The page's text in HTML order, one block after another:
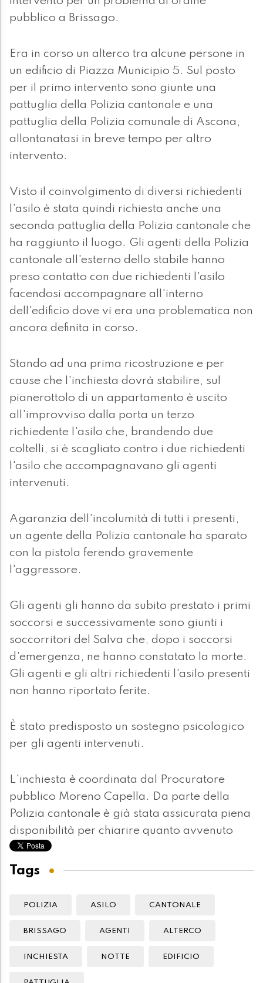
pubblico a Brissago.
Era in corso un alterco tra alcune persone in
un edificio di Piazza Municipio 5. Sul posto
per il primo intervento sono giunte una
pattuglia della Polizia cantonale e una
pattuglia della Polizia comunale di Ascona,
allontanatasi in breve tempo per altro
intervento.
Visto il coinvolgimento di diversi richiedenti
l'asilo è stata quindi richiesta anche una
seconda pattuglia della Polizia cantonale che
ha raggiunto il luogo. Gli agenti della Polizia
cantonale all'esterno dello stabile hanno
preso contatto con due richiedenti l'asilo
facendosi accompagnare all'interno
dell'edificio dove vi era una problematica non
ancora definita in corso.
Stando ad una prima ricostruzione e per
cause che l'inchiesta dovrà stabilire, sul
pianerottolo di un appartamento è uscito
all'improvviso dalla porta un terzo
richiedente l'asilo che, brandendo due
coltelli, si è scagliato contro i due richiedenti
l'asilo che accompagnavano gli agenti
intervenuti.
Agaranzia dell'incolumità di tutti i presenti,
un agente della Polizia cantonale ha sparato
con la pistola ferendo gravemente
l'aggressore.
Gli agenti gli hanno da subito prestato i primi
soccorsi e successivamente sono giunti i
soccorritori del Salva che, dopo i soccorsi
d'emergenza, ne hanno constatato la morte.
Gli agenti e gli altri richiedenti l'asilo presenti
non hanno riportato ferite.
È stato predisposto un sostegno psicologico
per gli agenti intervenuti.
L'inchiesta è coordinata dal Procuratore
pubblico Moreno Capella. Da parte della
Polizia cantonale è già stata assicurata piena
disponibilità per chiarire quanto avvenuto
Tags
POLIZIA ASILO CANTONALE
BRISSAGO AGENTI ALTERCO
INCHIESTA NOTTE EDIFICIO